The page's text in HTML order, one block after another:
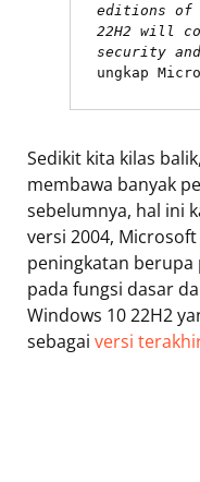
editions of
22H2 will
security
ungkap
Sedikit kita kilas
membawa banyak
sebelumnya, hal ini
versi 2004,
peningkatan
pada fungsi dasar
Windows 10 22H2
sebagai versi